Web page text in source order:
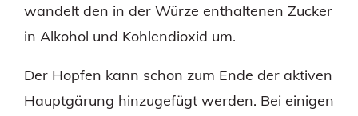
wandelt den in der Würze enthaltenen Zucker
in Alkohol und Kohlendioxid um.
Der Hopfen kann schon zum Ende der aktiven
Hauptgärung hinzugefügt werden. Bei einigen